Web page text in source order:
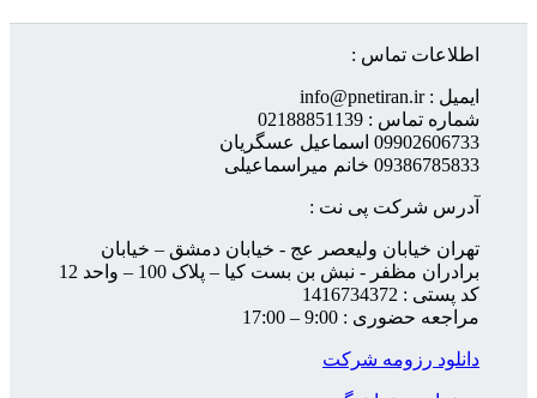
اطلاعات تماس :
ایمیل : info@pnetiran.ir
شماره تماس : 02188851139
09902606733 اسماعیل عسگریان
09386785833 خانم میراسماعیلی
آدرس شرکت پی نت :
تهران خیابان ولیعصر عج - خیابان دمشق – خیابان
برادران مظفر - نبش بن بست کیا – پلاک 100 – واحد 12
کد پستی : 1416734372
مراجعه حضوری : 9:00 – 17:00
دانلود رزومه شرکت